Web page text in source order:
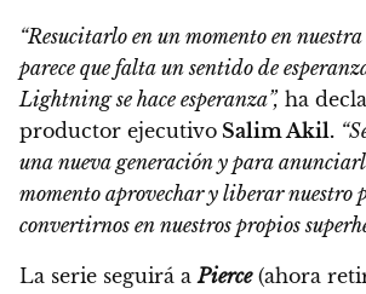
“Resucitarlo en un momento en
parece que falta un sentido de
Lightning se hace esperanza”, ha
productor ejecutivo Salim Akil.
una nueva generación y para
momento aprovechar y liberar nuestro
convertirnos en nuestros propios
La serie seguirá aPierce(ahora